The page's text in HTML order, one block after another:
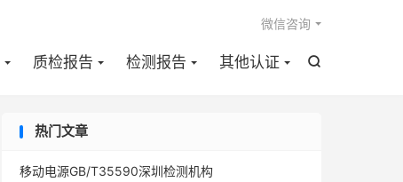

质检报告 检测报告 其他认证
微信咨询
热门文章
移动电源GB/T35590深圳检测机构